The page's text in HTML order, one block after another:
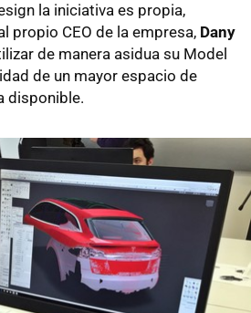
la iniciativa es propia,
propio CEO de la empresa, Dany
de manera asidua su Model
de un mayor espacio de
disponible.